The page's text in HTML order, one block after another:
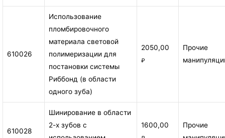
610026
Использование
пломбировочного
материала световой
полимеризации для
постановки системы
Риббонд (в области
одного зуба)
2050,00
₽
Прочие
610028
Шинирование в области
2-х зубов с
1600,00
Прочие